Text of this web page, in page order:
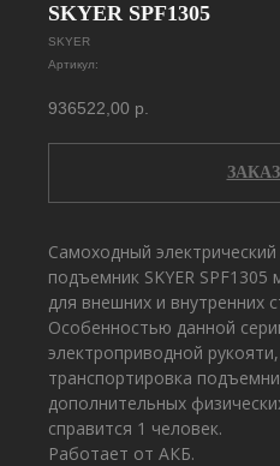
SKYER SPF1305
SKYER
Артикул:
936522,00 р.
Cамоходный
подъемник SKYER
для внешних и внутренних
Особенностью данной
электроприводной
транспортировка
дополнительных
справится 1 человек.
Работает от АКБ.